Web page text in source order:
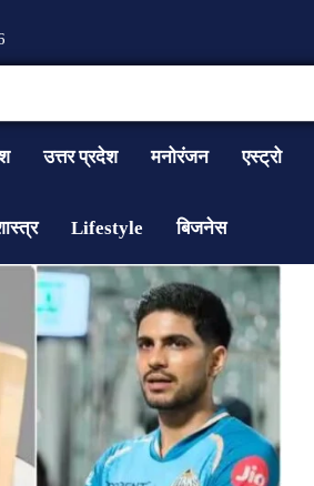
उत्तर प्रदेश मनोरंजन एस्ट्रो
Lifestyle बिजनेस